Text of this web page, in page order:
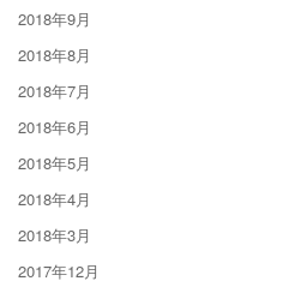
2018年9月
2018年8月
2018年7月
2018年6月
2018年5月
2018年4月
2018年3月
2017年12月